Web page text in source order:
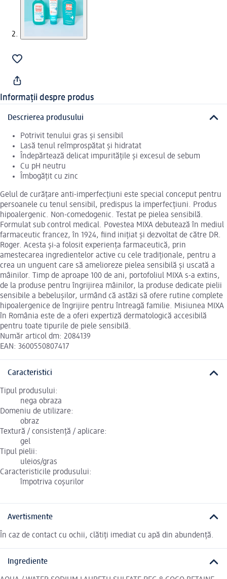
Informații despre produs
Descrierea produsului
Potrivit tenului gras și sensibil
Lasă tenul reîmprospătat și hidratat
Îndepărtează delicat impuritățile și excesul de sebum
Cu pH neutru
Îmbogățit cu zinc
Gelul de curățare anti-imperfecțiuni este special conceput pentru
persoanele cu tenul sensibil, predispus la imperfecțiuni. Produs
hipoalergenic. Non-comedogenic. Testat pe pielea sensibilă.
Formulat sub control medical. Povestea MIXA debutează în mediul
farmaceutic francez, în 1924, fiind inițiat și dezvoltat de către DR.
Roger. Acesta și-a folosit experiența farmaceutică, prin
amestecarea ingredientelor active cu cele tradiționale, pentru a
crea un unguent care să amelioreze pielea sensibilă și uscată a
mâinilor. Timp de aproape 100 de ani, portofoliul MIXA s-a extins,
de la produse pentru îngrijirea mâinilor, la produse dedicate pielii
sensibile a bebelușilor, urmând că astăzi să ofere rutine complete
hipoalergenice de îngrijire pentru întreagă familie. Misiunea MIXA
în România este de a oferi expertiză dermatologică accesibilă
pentru toate tipurile de piele sensibilă.
Număr articol dm: 2084139
EAN: 3600550807417
Caracteristici
Tipul produsului:
nega obraza
Domeniu de utilizare:
obraz
Textură / consistență / aplicare:
gel
Tipul pielii:
uleios/gras
Caracteristicile produsului:
împotriva coșurilor
Avertismente
În caz de contact cu ochii, clătiți imediat cu apă din abundență.
Ingrediente